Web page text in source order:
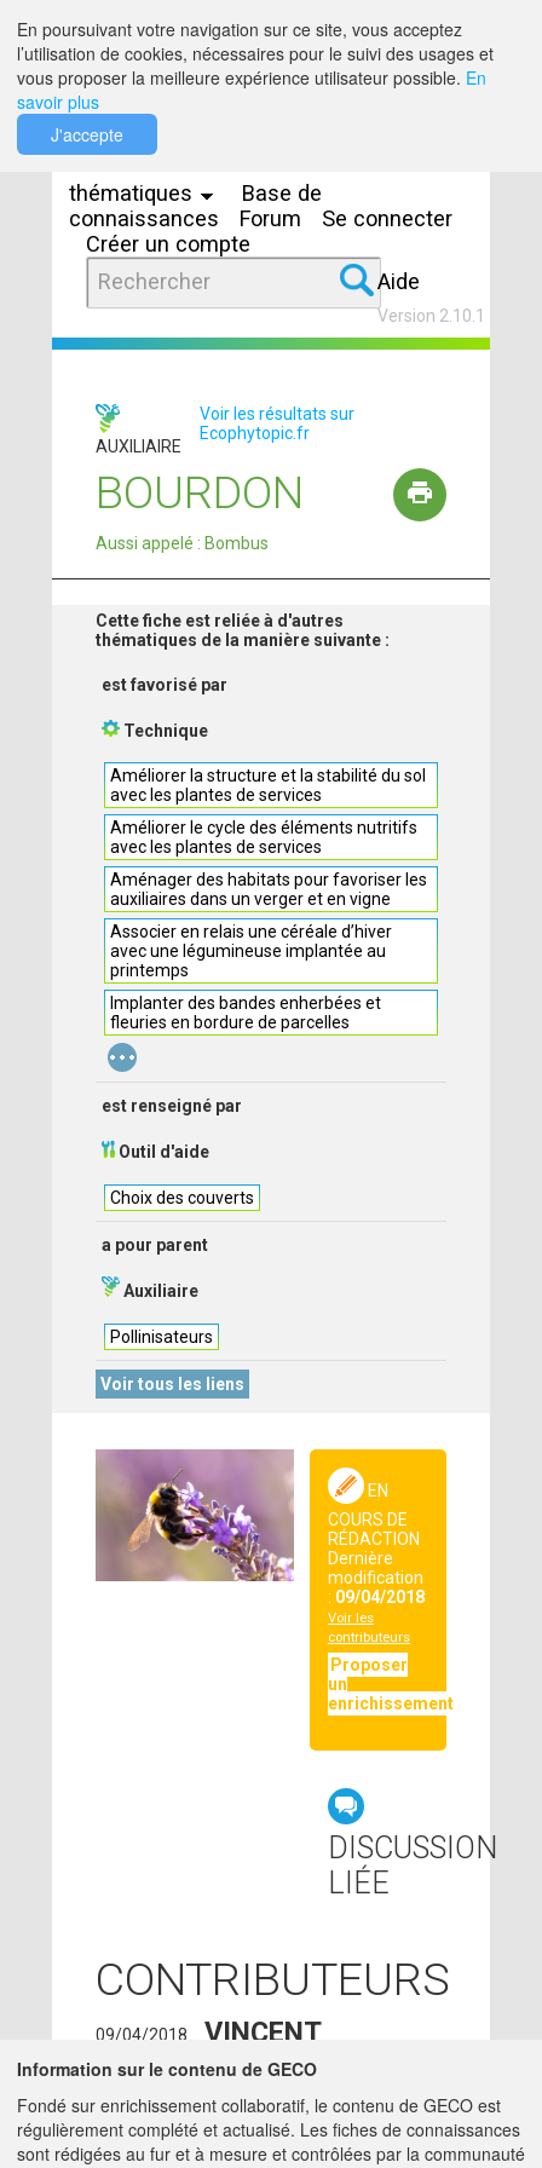
thématiques
Base de
connaissances
Forum
Se connecter
Créer un compte
Aide
Version 2.10.1
AUXILIAIRE
Voir les résultats sur
Ecophytopic.fr
BOURDON
Aussi appelé : Bombus
Cette fiche est reliée à d'autres
thématiques de la manière suivante :
est favorisé par
Technique
Améliorer la structure et la stabilité du sol
avec les plantes de services
Améliorer le cycle des éléments nutritifs
avec les plantes de services
Aménager des habitats pour favoriser les
auxiliaires dans un verger et en vigne
Associer en relais une céréale d’hiver
avec une légumineuse implantée au
printemps
Implanter des bandes enherbées et
fleuries en bordure de parcelles
...
est renseigné par
Outil d'aide
Choix des couverts
a pour parent
Auxiliaire
Pollinisateurs
Voir tous les liens
EN
COURS DE
RÉDACTION
Dernière
modification
: 09/04/2018
Voir les
contributeurs
Proposer
un
enrichissement
DISCUSSION
LIÉE
CONTRIBUTEURS
09/04/2018
VINCENT
SOULIGNAC
12/03/2018 ADMIN GECO
En poursuivant votre navigation sur ce site, vous acceptez
l’utilisation de cookies, nécessaires pour le suivi des usages et
vous proposer la meilleure expérience utilisateur possible. En
savoir plus
J'accepte
Information sur le contenu de GECO
Fondé sur enrichissement collaboratif, le contenu de GECO est
régulièrement complété et actualisé. Les fiches de connaissances
sont rédigées au fur et à mesure et contrôlées par la communauté